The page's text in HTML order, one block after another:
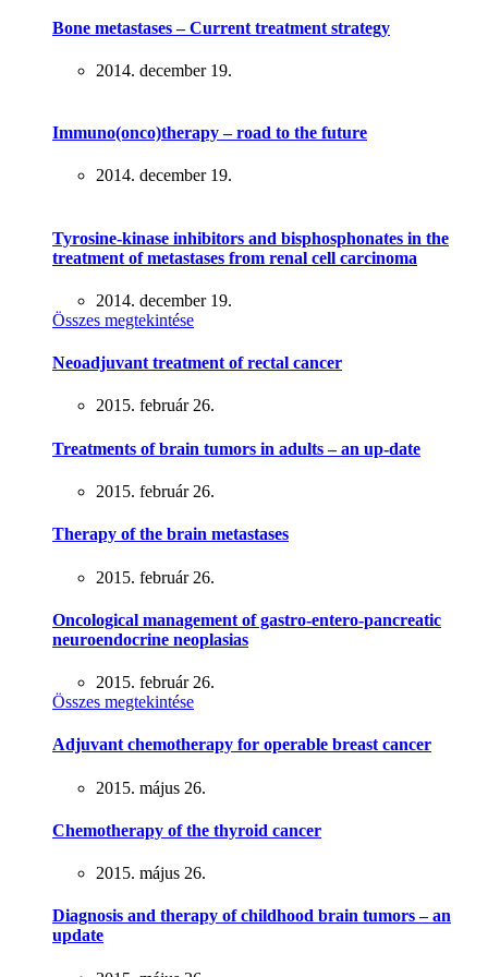
Bone metastases – Current treatment strategy
2014. december 19.
Immuno(onco)therapy – road to the future
2014. december 19.
Tyrosine-kinase inhibitors and bisphosphonates in the
treatment of metastases from renal cell carcinoma
2014. december 19.
Összes megtekintése
Neoadjuvant treatment of rectal cancer
2015. február 26.
Treatments of brain tumors in adults – an up-date
2015. február 26.
Therapy of the brain metastases
2015. február 26.
Oncological management of gastro-entero-pancreatic
neuroendocrine neoplasias
2015. február 26.
Összes megtekintése
Adjuvant chemotherapy for operable breast cancer
2015. május 26.
Chemotherapy of the thyroid cancer
2015. május 26.
Diagnosis and therapy of childhood brain tumors – an
update